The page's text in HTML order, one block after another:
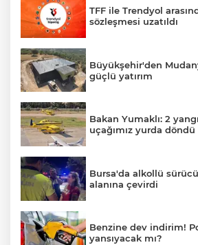
TFF ile Trendyol
sözleşmesi uzatıldı
Büyükşehir'den
güçlü yatırım
Bakan Yumaklı: 2
uçağımız yurda döndü
Bursa'da alkollü
alanına çevirdi
Benzine dev indirim!
yansıyacak mı?